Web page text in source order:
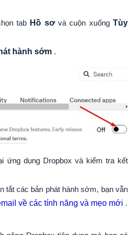
tab Hồ sơvà cuộn xuốngTùy
hành sớm .
ứng dụng Dropbox và kiểm tra kết
tắt các bản phát hành sớm, bạn vẫn
về các tính năng và mẹo mới .